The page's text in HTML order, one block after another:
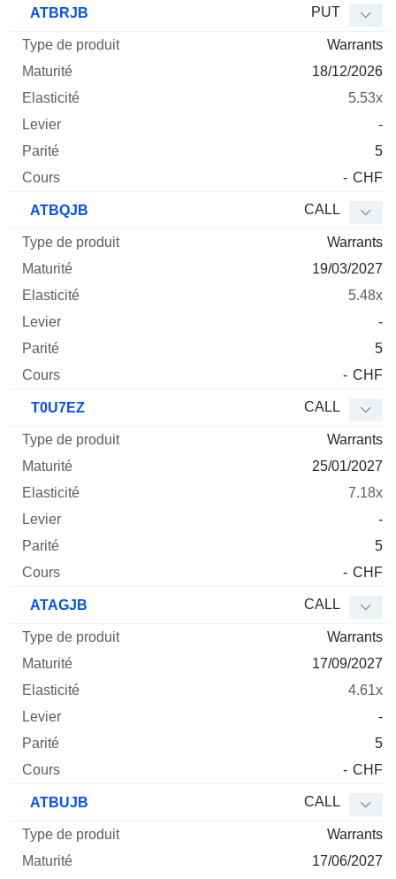
ATBRJB PUT
Warrants
18/12/2026
5.53x
-
5
- CHF
ATBQJB CALL
Warrants
19/03/2027
5.48x
-
5
- CHF
T0U7EZ CALL
Warrants
25/01/2027
7.18x
-
5
- CHF
ATAGJB CALL
Warrants
17/09/2027
4.61x
-
5
- CHF
ATBUJB CALL
Warrants
17/06/2027